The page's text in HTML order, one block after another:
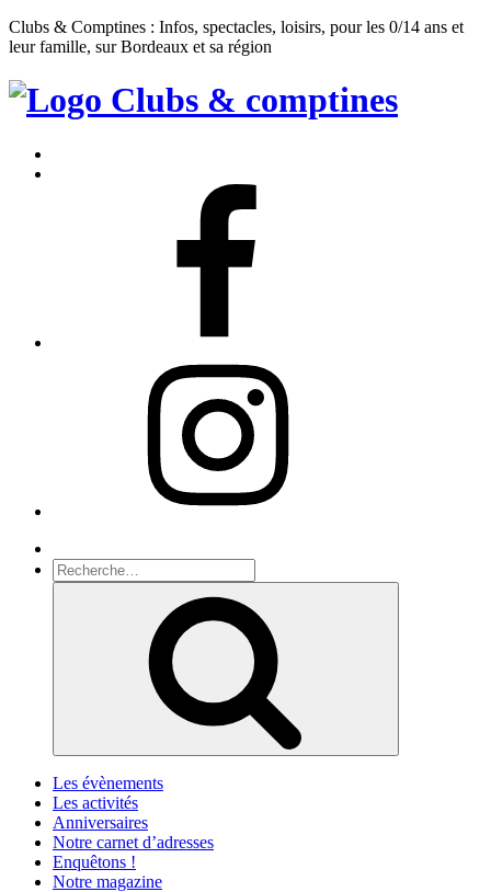
Clubs & Comptines : Infos, spectacles, loisirs, pour les 0/14 ans et
leur famille, sur Bordeaux et sa région
Clubs
Comptines
Recherche
pour
Les évènements
Les activités
Anniversaires
Notre carnet d’adresses
Enquêtons !
Notre magazine